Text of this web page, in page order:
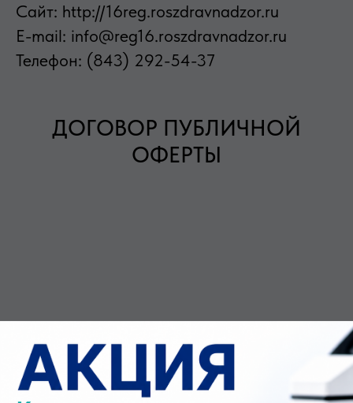
Сайт: http://16reg.roszdravnadzor.ru
E-mail: info@reg16.roszdravnadzor.ru
Телефон: (843) 292-54-37
ДОГОВОР ПУБЛИЧНОЙ
ОФЕРТЫ